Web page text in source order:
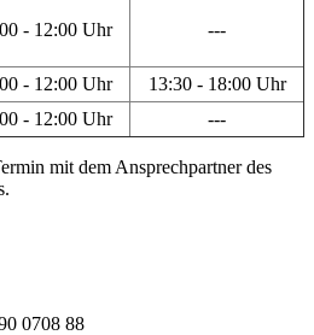
- 12:00 Uhr ---
- 12:00 Uhr
13:30 - 18:00 Uhr
- 12:00 Uhr ---
mit dem Ansprechpartner des
0708 88